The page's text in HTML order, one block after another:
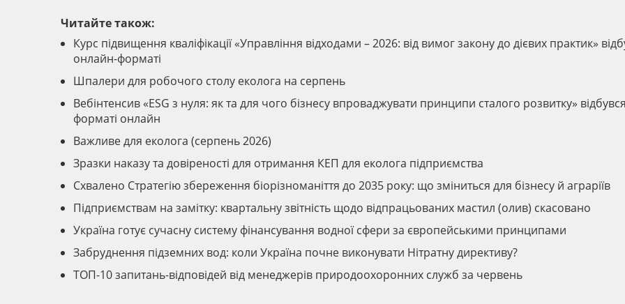
Читайте також:
Курс підвищення кваліфікації «Управління відходами – 2026: від вимог закону до дієвих практик»
онлайн-форматі
Шпалери для робочого столу еколога на серпень
Вебінтенсив «ESG з нуля: як та для чого бізнесу впроваджувати принципи сталого розвитку» відбувся
форматі онлайн
Важливе для еколога (серпень 2026)
Зразки наказу та довіреності для отримання КЕП для еколога підприємства
Схвалено Стратегію збереження біорізноманіття до 2035 року: що зміниться для бізнесу й аграріїв
Підприємствам на замітку: квартальну звітність щодо відпрацьованих мастил (олив) скасовано
Україна готує сучасну систему фінансування водної сфери за європейськими принципами
Забруднення підземних вод: коли Україна почне виконувати Нітратну директиву?
ТОП-10 запитань-відповідей від менеджерів природоохоронних служб за червень